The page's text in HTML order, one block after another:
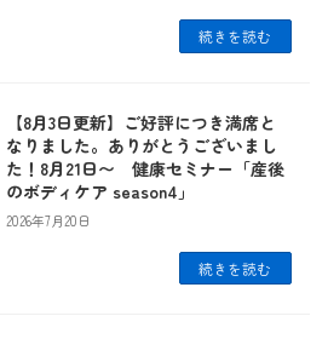
続きを読む
【8月3日更新】ご好評につき満席と
なりました。ありがとうございまし
た！8月21日〜 健康セミナー「産後
のボディケア season4」
2026年7月20日
続きを読む